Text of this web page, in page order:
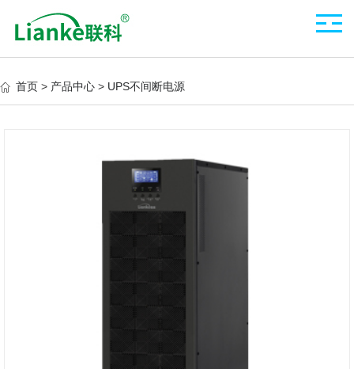
首页 > 产品中心 > UPS不间断电源